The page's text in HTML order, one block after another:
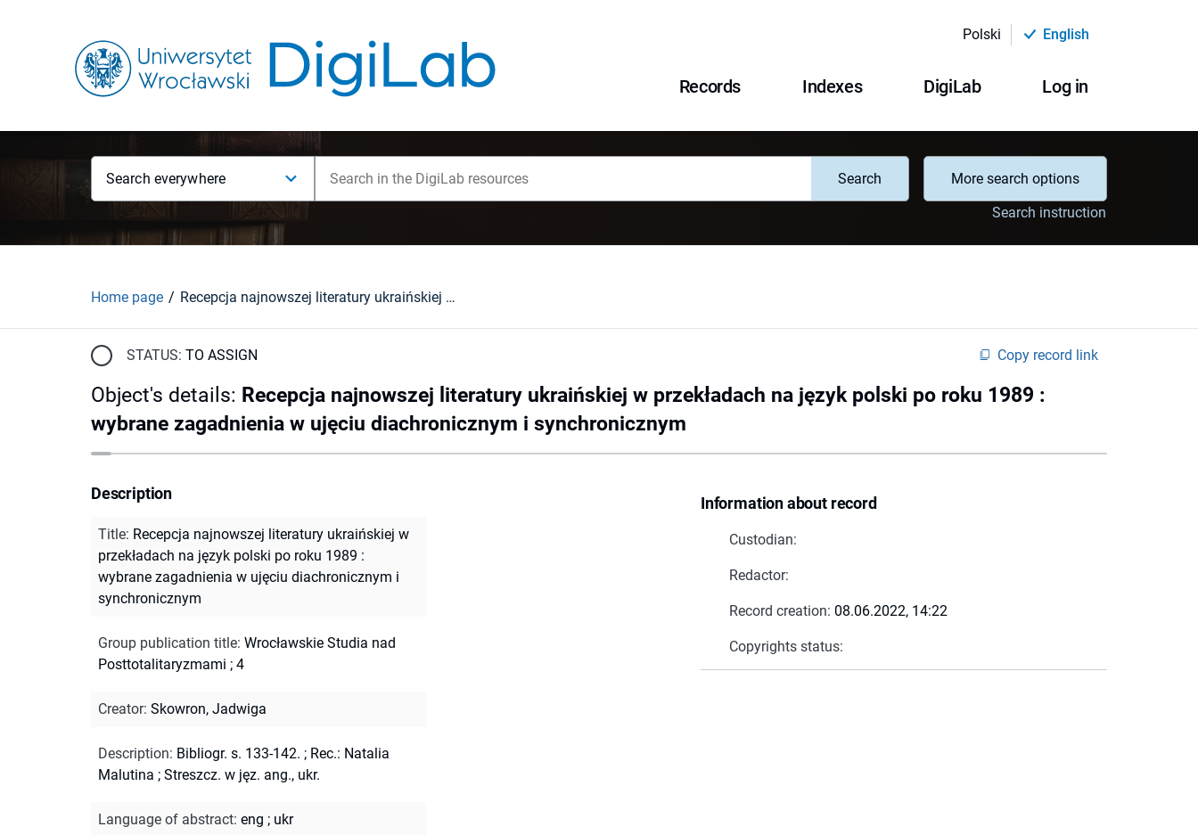
Polski English
Records Indexes DigiLab Log in
Search everywhere Search
More search options
Search instruction
Home page Recepcja najnowszej literatury ukraińskiej w przekładach na język polski po roku 1989 : wybrane zagadnienia w ujęciu diachronicznym i synchronicznym
STATUS: TO ASSIGN Copy record link
Object's details: Recepcja najnowszej literatury ukraińskiej w przekładach na język polski po roku 1989 :
wybrane zagadnienia w ujęciu diachronicznym i synchronicznym
Information about record
Custodian:
Redactor:
Record creation: 08.06.2022, 14:22
Copyrights status:
Description
Title: Recepcja najnowszej literatury ukraińskiej w
przekładach na język polski po roku 1989 :
wybrane zagadnienia w ujęciu diachronicznym i
synchronicznym
Group publication title: Wrocławskie Studia nad
Posttotalitaryzmami ; 4
Creator: Skowron, Jadwiga
Description: Bibliogr. s. 133-142. ; Rec.: Natalia
Malutina ; Streszcz. w jęz. ang., ukr.
Language of abstract: eng ; ukr